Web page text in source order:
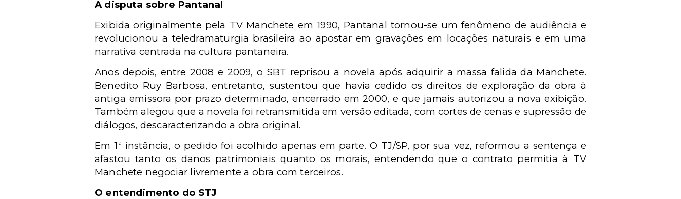
A disputa sobre Pantanal
Exibida originalmente pela TV Manchete em 1990, Pantanal tornou-se um fenômeno de audiência e
revolucionou a teledramaturgia brasileira ao apostar em gravações em locações naturais e em uma
narrativa centrada na cultura pantaneira.
Anos depois, entre 2008 e 2009, o SBT reprisou a novela após adquirir a massa falida da Manchete.
Benedito Ruy Barbosa, entretanto, sustentou que havia cedido os direitos de exploração da obra à
antiga emissora por prazo determinado, encerrado em 2000, e que jamais autorizou a nova exibição.
Também alegou que a novela foi retransmitida em versão editada, com cortes de cenas e supressão de
diálogos, descaracterizando a obra original.
Em 1ª instância, o pedido foi acolhido apenas em parte. O TJ/SP, por sua vez, reformou a sentença e
afastou tanto os danos patrimoniais quanto os morais, entendendo que o contrato permitia à TV
Manchete negociar livremente a obra com terceiros.
O entendimento do STJ